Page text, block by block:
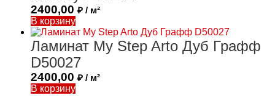
2400,00 ₽ / м²
В корзину
Ламинат My Step Arto Дуб Графф
D50027
2400,00 ₽ / м²
В корзину